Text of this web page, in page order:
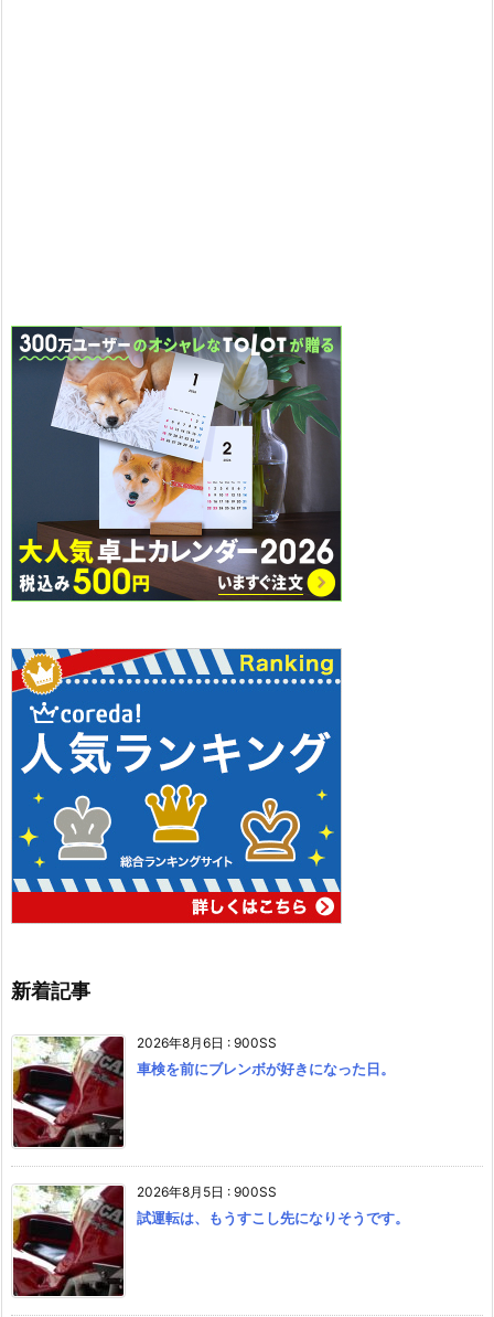
新着記事
2026年8月6日 : 900SS
車検を前にブレンボが好きになった日。
2026年8月5日 : 900SS
試運転は、もうすこし先になりそうです。